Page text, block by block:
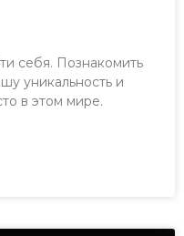
себя. Познакомить
уникальность и
в этом мире.